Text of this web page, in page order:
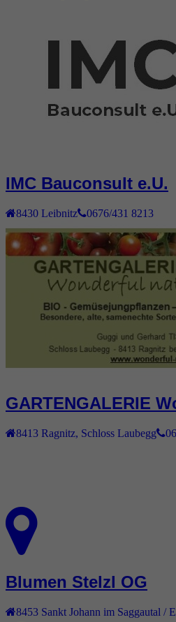
IMC Bauconsult e.U.
8430 Leibnitz 0676/431 8213
GARTENGALERIE
8413 Ragnitz Schloss Laubegg
Blumen Stelzl OG
8453 Sankt Johann im Saggautal /